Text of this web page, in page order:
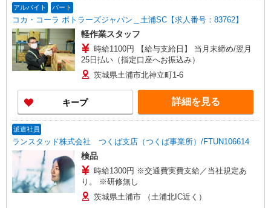
アルバイト パート
コカ・コーラ ボトラーズジャパン＿土浦SC【求人番号：83762】
軽作業スタッフ
時給1100円 【給与支給日】 当月末締め/翌月
25日払い（指定口座へお振込み）
茨城県土浦市北神立町1-6
キープ 詳細を見る
派遣社員
ランスタッド株式会社 つくば支店（つくば事業所）/FTUN106614
検品
時給1300円 ※交通費実費支給／当社規定あ
り。 ※研修無し
茨城県土浦市 （土浦北IC近く）